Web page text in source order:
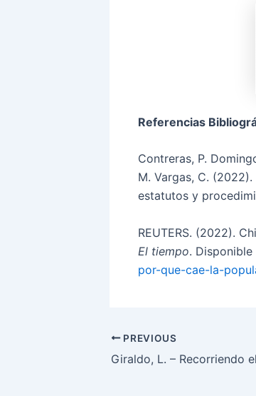
Referencias
Contreras, P.
M. Vargas, C.
estatutos y
REUTERS. (2022).
El tiempo. Disponible
por-que-cae-la-
PREVIOUS